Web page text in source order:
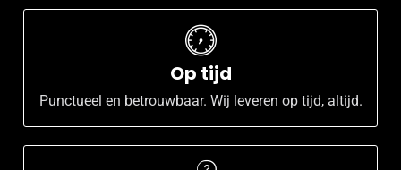
Op tijd
Punctueel en betrouwbaar. Wij leveren op tijd, altijd.